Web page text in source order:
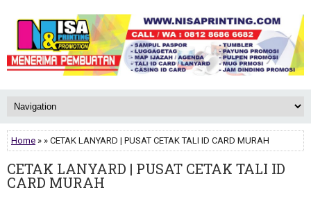
Home » » CETAK LANYARD | PUSAT CETAK TALI ID CARD MURAH
CETAK LANYARD | PUSAT CETAK TALI ID
CARD MURAH